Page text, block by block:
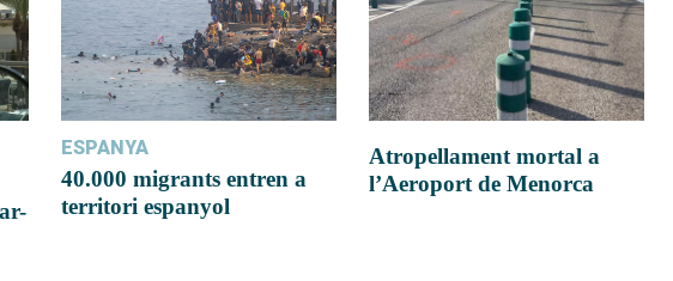
ESPANYA
40.000 migrants entren a
territori espanyol
Atropellament mortal a
l’Aeroport de Menorca